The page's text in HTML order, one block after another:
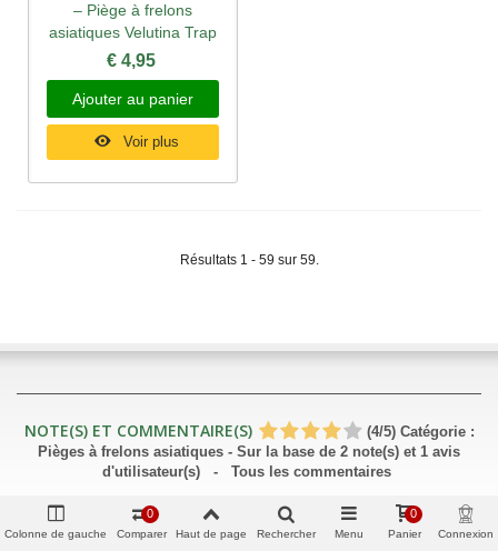
– Piège à frelons
asiatiques Velutina Trap
€ 4,95
Ajouter au panier
Voir plus
Résultats 1 - 59 sur 59.
NOTE(S) ET COMMENTAIRE(S) (4/5) Catégorie :
Pièges à frelons asiatiques - Sur la base de 2 note(s) et 1 avis
d'utilisateur(s)
- Tous les commentaires
PRODUITS
Colonne de gauche Comparer
0
Haut de page Rechercher Menu Panier
0
Connexion